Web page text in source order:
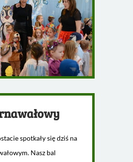
spotkały się dziś na
Nasz bal